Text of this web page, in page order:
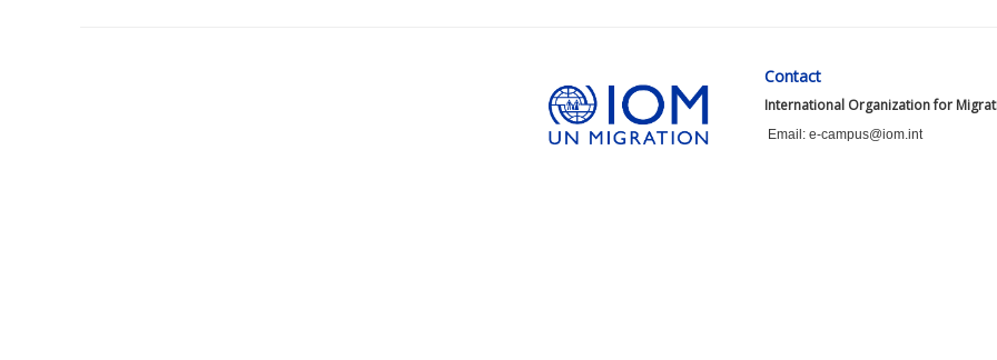
Contact
International Organization for
Email: e-campus@iom.int